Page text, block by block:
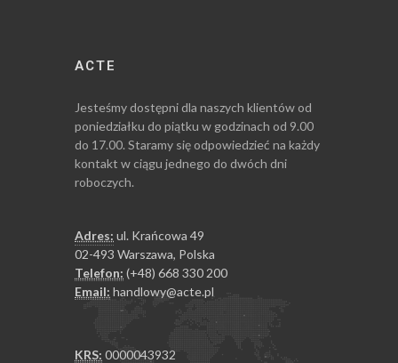
ACTE
Jesteśmy dostępni dla naszych klientów od
poniedziałku do piątku w godzinach od 9.00
do 17.00. Staramy się odpowiedzieć na każdy
kontakt w ciągu jednego do dwóch dni
roboczych.
Adres: ul. Krańcowa 49
02-493 Warszawa, Polska
Telefon: (+48) 668 330 200
Email: handlowy@acte.pl
KRS: 0000043932